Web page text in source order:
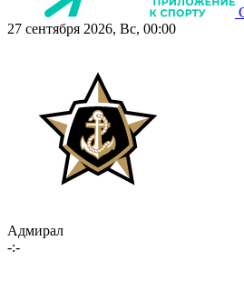
27 сентября 2026, Вс, 00:00
Адмирал
-:-